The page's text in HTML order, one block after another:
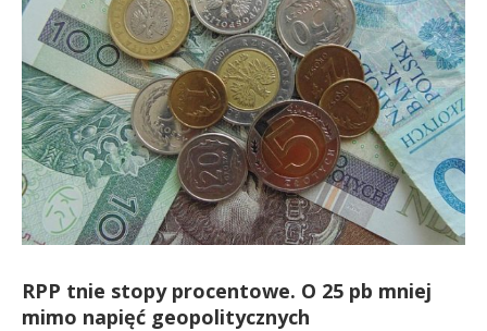
RPP tnie stopy procentowe. O 25 pb mniej
mimo napięć geopolitycznych